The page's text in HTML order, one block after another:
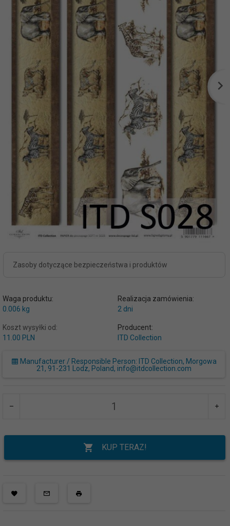
Zasoby dotyczące bezpieczeństwa i produktów
Waga produktu:
0.006 kg
Realizacja zamówienia:
2 dni
Koszt wysyłki od:
11.00 PLN
Producent:
ITD Collection
Manufacturer / Responsible Person: ITD Collection, Morgowa
21, 91-231 Lodz, Poland, info@itdcollection.com
KUP TERAZ!